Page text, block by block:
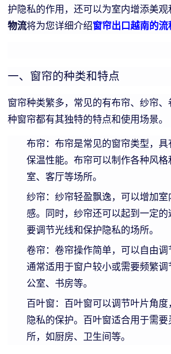
护隐私的作用，还可以为室内增添美观
物流将为您详细介绍窗帘出口越南的
一、窗帘的种类和特点
窗帘种类繁多，常见的有布帘、纱帘
种窗帘都有其独特的特点和使用场景。
布帘：布帘是常见的窗帘类型，具
保温性能。布帘可以制作各种风
室、客厅等场所。
纱帘：纱帘轻盈飘逸，可以增加
感。同时，纱帘还可以起到一定
要调节光线和保护隐私的场所。
卷帘：卷帘操作简单，可以自由
通常适用于窗户较小或需要频繁
公室、书房等。
百叶窗：百叶窗可以调节叶片角
隐私的保护。百叶窗适合用于需
所，如厨房、卫生间等。